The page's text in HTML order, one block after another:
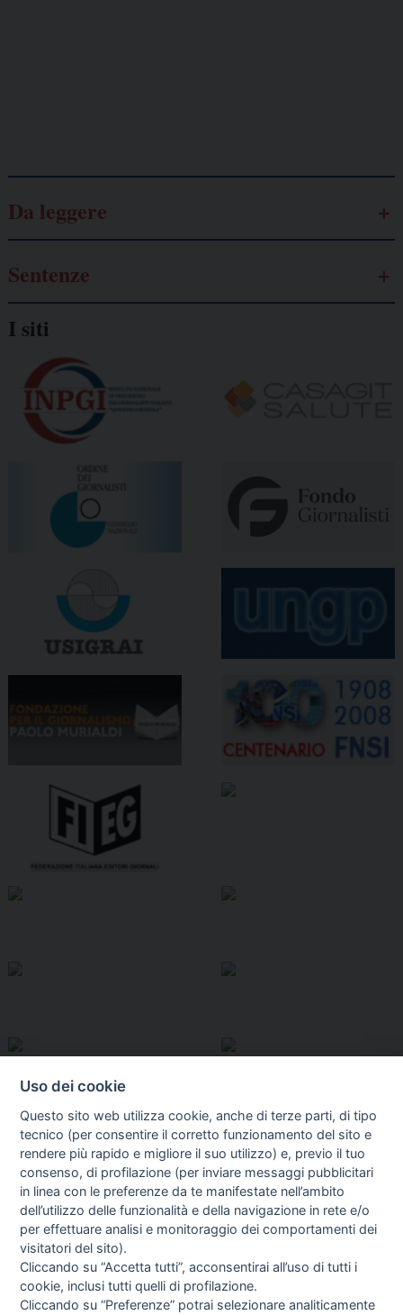
Da leggere
Sentenze
I siti
I libri Vedi tutti
Uso dei cookie
Questo sito web utilizza cookie, anche di terze parti, di tipo
tecnico (per consentire il corretto funzionamento del sito e
rendere più rapido e migliore il suo utilizzo) e, previo il tuo
consenso, di profilazione (per inviare messaggi pubblicitari
in linea con le preferenze da te manifestate nell’ambito
dell’utilizzo delle funzionalità e della navigazione in rete e/o
per effettuare analisi e monitoraggio dei comportamenti dei
visitatori del sito).
Cliccando su “Accetta tutti”, acconsentirai all’uso di tutti i
cookie, inclusi tutti quelli di profilazione.
Cliccando su “Preferenze” potrai selezionare analiticamente